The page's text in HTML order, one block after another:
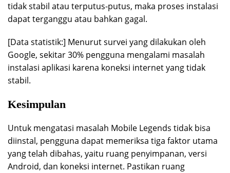
tidak stabil atau terputus-putus, maka proses instalasi
dapat terganggu atau bahkan gagal.
[Data statistik:] Menurut survei yang dilakukan oleh
Google, sekitar 30% pengguna mengalami masalah
instalasi aplikasi karena koneksi internet yang tidak
stabil.
Kesimpulan
Untuk mengatasi masalah Mobile Legends tidak bisa
diinstal, pengguna dapat memeriksa tiga faktor utama
yang telah dibahas, yaitu ruang penyimpanan, versi
Android, dan koneksi internet. Pastikan ruang